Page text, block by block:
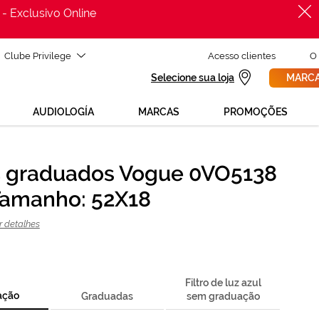
Exclusivo Online
Clube Privilege Acesso clientes O
Selecione sua loja
AUDIOLOGÍA MARCAS PROMOÇÕES
PROCURAR
de ajuda para mudar os teus óculos?
nós GRÁTIS no número800 114 297
uma
Vogue 0VO5138
52X18
detalhes
Graduadas
Filtro de luz azul
sem graduação